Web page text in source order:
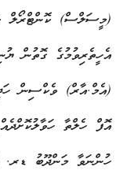
(މީސަލްސް) ކޮންޓްރޯލް
(އެމް.އާރް) ވެކްސިން
އޮފް ހެލްތާ
ހުންނަވާ މަންދޫބު